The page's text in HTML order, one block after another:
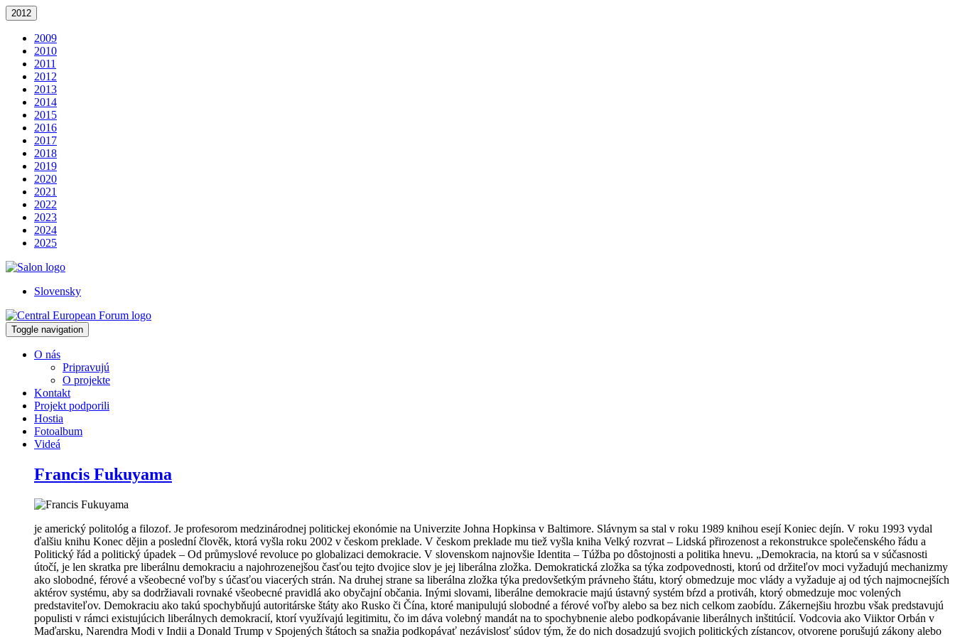
2012
2009
2010
2011
2012
2013
2014
2015
2016
2017
2018
2019
2020
2021
2022
2023
2024
2025
Slovensky
Toggle navigation
O nás
Pripravujú
O projekte
Kontakt
Projekt podporili
Hostia
Fotoalbum
Videá
Francis Fukuyama
je americký politológ a filozof. Je profesorom medzinárodnej politickej ekonómie na Univerzite Johna Hopkinsa v Baltimore. Slávnym sa stal v roku 1989 knihou esejí Koniec dejín. V roku 1993 vydal
ďalšiu knihu Konec dějin a poslední člověk, ktorá vyšla roku 2002 v českom preklade. V českom preklade mu tiež vyšla kniha Velký rozvrat – Lidská přirozenost a rekonstrukce společenského řádu a
Politický řád a politický úpadek – Od průmyslové revoluce po globalizaci demokracie. V slovenskom najnovšie Identita – Túžba po dôstojnosti a politika hnevu. „Demokracia, na ktorú sa v súčasnosti
útočí, je len skratka pre liberálnu demokraciu a najohrozenejšou časťou tejto dvojice slov je jej liberálna zložka. Demokratická zložka sa týka zodpovednosti, ktorú od držiteľov moci vyžadujú mechanizmy
ako slobodné, férové a všeobecné voľby s účasťou viacerých strán. Na druhej strane sa liberálna zložka týka predovšetkým právneho štátu, ktorý obmedzuje moc vlády a vyžaduje aj od tých najmocnejších
aktérov systému, aby sa dodržiavali rovnaké všeobecné pravidlá ako obyčajní občania. Inými slovami, liberálne demokracie majú ústavný systém bŕzd a protiváh, ktorý obmedzuje moc volených
predstaviteľov. Demokraciu ako takú spochybňujú autoritárske štáty ako Rusko či Čína, ktoré manipulujú slobodné a férové voľby alebo sa bez nich celkom zaobídu. Zákernejšiu hrozbu však predstavujú
populisti v rámci existujúcich liberálnych demokracií, ktorí využívajú legitimitu, čo im dáva volebný mandát na to spochybnenie alebo podkopávanie liberálnych inštitúcií. Vodcovia ako Viiktor Orbán v
Maďarsku, Narendra Modi v Indii a Donald Trump v Spojených štátoch sa snažia podkopávať nezávislosť súdov tým, že do nich dosadzujú svojich politických zístancov, otvorene porušujú zákony alebo